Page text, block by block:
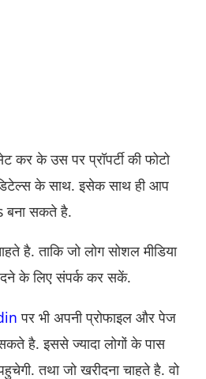
के उस पर प्रॉपर्टी की फोटो
के साथ. इसेक साथ ही आप
बना सकते है.
है. ताकि जो लोग सोशल मीडिया
के लिए संपर्क कर सकें.
पर भी अपनी प्रोफाइल और पेज
है. इससे ज्यादा लोगों के पास
तथा जो खरीदना चाहते है. वो